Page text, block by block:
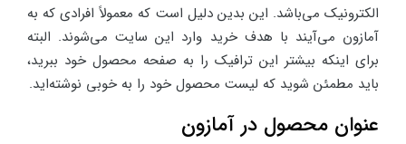
الکترونیک می‌باشد. این بدین دلیل است که معمولاً افرادی که به
آمازون می‌آیند با هدف خرید وارد این سایت می‌شوند. البته
برای اینکه بیشتر این ترافیک را به صفحه محصول خود ببرید،
باید مطمئن شوید که لیست محصول خود را به خوبی نوشته‌اید.
عنوان محصول در آمازون